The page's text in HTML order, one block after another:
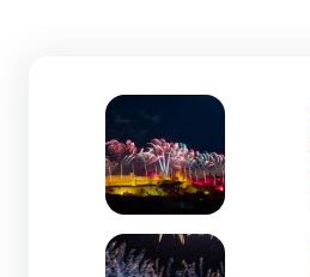
Zoom de l'image
Zoom de l'image